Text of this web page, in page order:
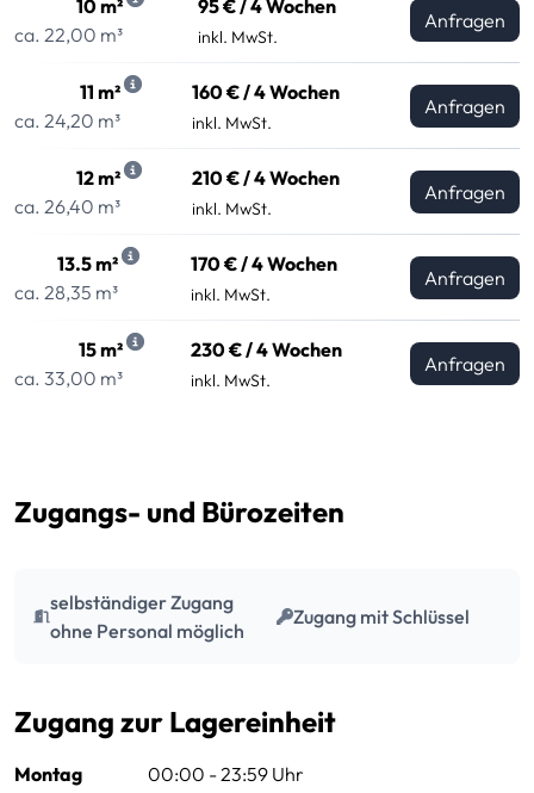
10 m²
ca. 22,00 m³
95 € / 4 Wochen
inkl. MwSt.
Anfragen
11 m²
ca. 24,20 m³
160 € / 4 Wochen
inkl. MwSt.
Anfragen
12 m²
ca. 26,40 m³
210 € / 4 Wochen
inkl. MwSt.
Anfragen
13.5 m²
ca. 28,35 m³
170 € / 4 Wochen
inkl. MwSt.
Anfragen
15 m²
ca. 33,00 m³
230 € / 4 Wochen
inkl. MwSt.
Anfragen
Zugangs- und Bürozeiten
selbständiger Zugang
ohne Personal möglich
Zugang mit Schlüssel
Zugang zur Lagereinheit
Montag 00:00 - 23:59 Uhr